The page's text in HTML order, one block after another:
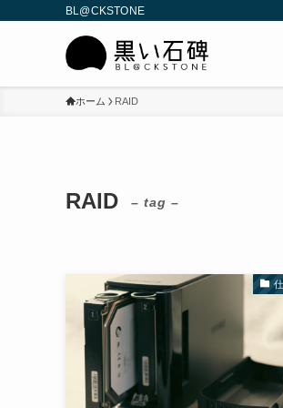
BL@CKSTONE
ホーム RAID
RAID – tag –